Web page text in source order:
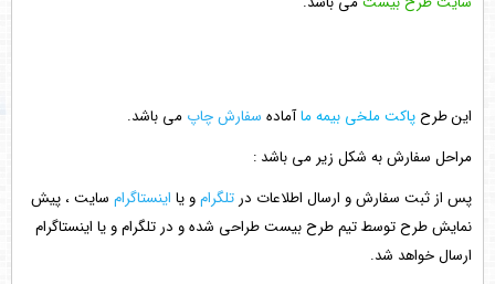
این طرحپاکت ملخی بیمه ماآماده سفارش چاپ می باشد.
مراحل سفارش به شکل زیر می باشد :
پس از ثبت سفارش و ارسال اطلاعات درتلگرامو یا اینستاگرام سایت ، پیش
نمایش طرح توسط تیم طرح بیست طراحی شده و در تلگرام و یا اینستاگرام
ارسال خواهد شد.